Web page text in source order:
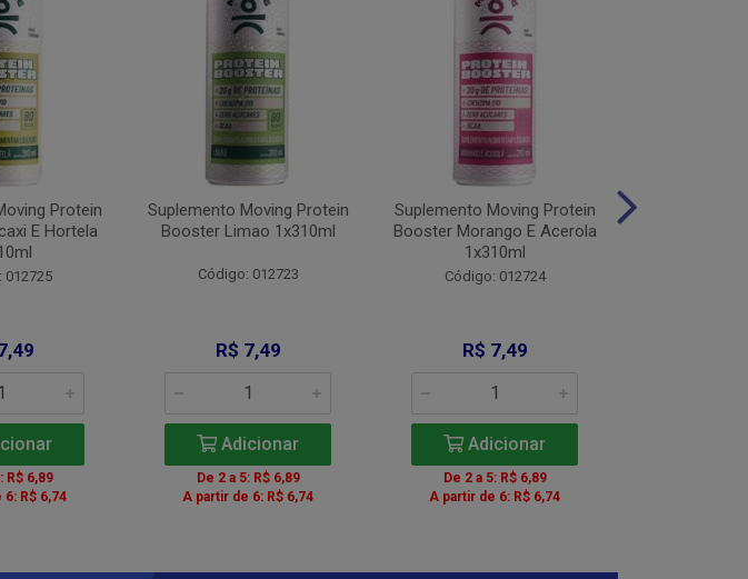
Protein
E Hortela
012725
R$ 6,89
R$ 6,74
Suplemento Moving Protein
Booster Limao 1x310ml
Código: 012723
R$ 7,49
Adicionar
De 2 a 5: R$ 6,89
A partir de 6: R$ 6,74
Suplemento Moving Protein
Booster Morango E Acerola
1x310ml
Código: 012724
R$ 7,49
Adicionar
De 2 a 5: R$ 6,89
A partir de 6: R$ 6,74